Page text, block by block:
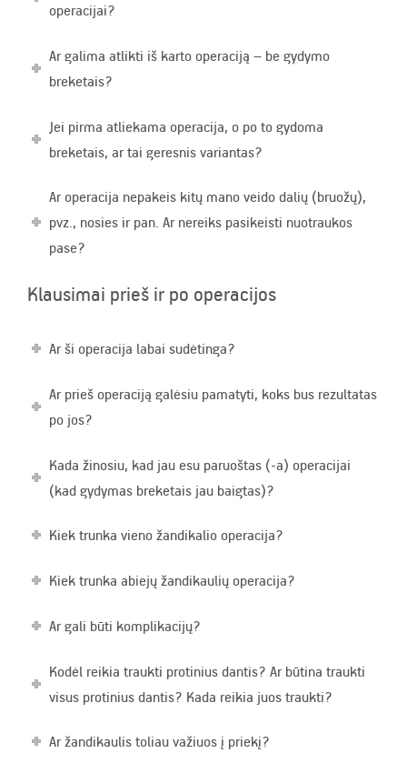
operacijai?
Ar galima atlikti iš karto operaciją – be gydymo
breketais?
Jei pirma atliekama operacija, o po to gydoma
breketais, ar tai geresnis variantas?
Ar operacija nepakeis kitų mano veido dalių (bruožų),
pvz., nosies ir pan. Ar nereiks pasikeisti nuotraukos
pase?
Klausimai prieš ir po operacijos
Ar ši operacija labai sudėtinga?
Ar prieš operaciją galėsiu pamatyti, koks bus rezultatas
po jos?
Kada žinosiu, kad jau esu paruoštas (-a) operacijai
(kad gydymas breketais jau baigtas)?
Kiek trunka vieno žandikalio operacija?
Kiek trunka abiejų žandikaulių operacija?
Ar gali būti komplikacijų?
Kodėl reikia traukti protinius dantis? Ar būtina traukti
visus protinius dantis? Kada reikia juos traukti?
Ar žandikaulis toliau važiuos į priekį?